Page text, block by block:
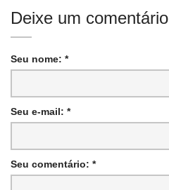
Deixe um comentário
Seu nome: *
Seu e-mail: *
Seu comentário: *